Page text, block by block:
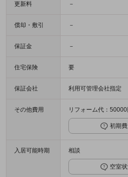
更新料 －
償却・敷引 －
保証金 －
住宅保険 要
保証会社 利用可管理会社指定
その他費用 リフォーム代：50000
初期
入居可能時期 相談
空室